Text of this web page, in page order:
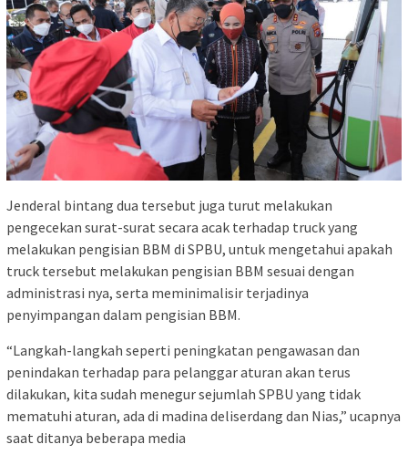
Jenderal bintang dua tersebut juga turut melakukan
pengecekan surat-surat secara acak terhadap truck yang
melakukan pengisian BBM di SPBU, untuk mengetahui apakah
truck tersebut melakukan pengisian BBM sesuai dengan
administrasi nya, serta meminimalisir terjadinya
penyimpangan dalam pengisian BBM.
“Langkah-langkah seperti peningkatan pengawasan dan
penindakan terhadap para pelanggar aturan akan terus
dilakukan, kita sudah menegur sejumlah SPBU yang tidak
mematuhi aturan, ada di madina deliserdang dan Nias,” ucapnya
saat ditanya beberapa media